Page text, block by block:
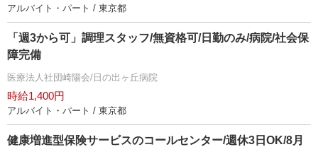
アルバイト・パート / 東京都
「週3から可」調理スタッフ/無資格可/日勤のみ/病院/社会保
障完備
医療法人社団崎陽会/日の出ヶ丘病院
時給1,400円
アルバイト・パート / 東京都
健康増進型保険サービスのコールセンター/週休3日OK/8月